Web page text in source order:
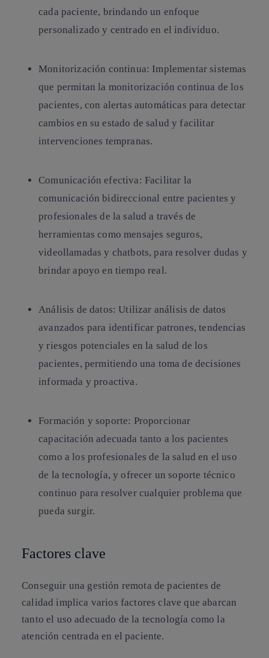
cada paciente, brindando un enfoque
personalizado y centrado en el individuo.
Monitorización continua: Implementar sistemas
que permitan la monitorización continua de los
pacientes, con alertas automáticas para detectar
cambios en su estado de salud y facilitar
intervenciones tempranas.
Comunicación efectiva: Facilitar la
comunicación bidireccional entre pacientes y
profesionales de la salud a través de
herramientas como mensajes seguros,
videollamadas y chatbots, para resolver dudas y
brindar apoyo en tiempo real.
Análisis de datos: Utilizar análisis de datos
avanzados para identificar patrones, tendencias
y riesgos potenciales en la salud de los
pacientes, permitiendo una toma de decisiones
informada y proactiva.
Formación y soporte: Proporcionar
capacitación adecuada tanto a los pacientes
como a los profesionales de la salud en el uso
de la tecnología, y ofrecer un soporte técnico
continuo para resolver cualquier problema que
pueda surgir.
Factores clave
Conseguir una gestión remota de pacientes de
calidad implica varios factores clave que abarcan
tanto el uso adecuado de la tecnología como la
atención centrada en el paciente.